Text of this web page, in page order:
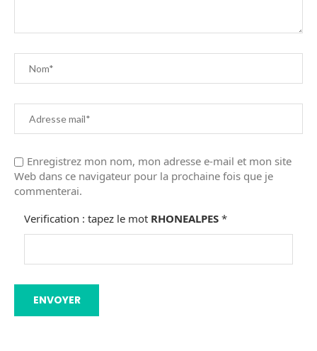
Enregistrez mon nom, mon adresse e-mail et mon site
Web dans ce navigateur pour la prochaine fois que je
commenterai.
Verification : tapez le mot RHONEALPES *